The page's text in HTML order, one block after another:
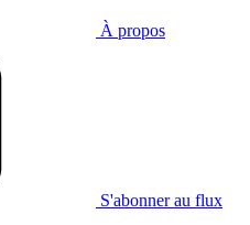
À propos
S'abonner au flux